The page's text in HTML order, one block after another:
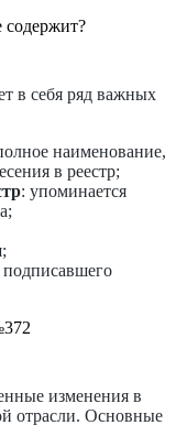
в себя ряд важных
наименование,
в реестр;
: упоминается
;
подписавшего
изменения в
отрасли. Основные